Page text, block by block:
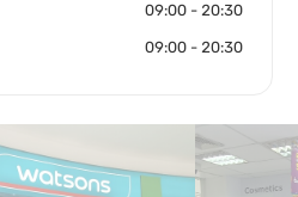
09:00 - 20:30
09:00 - 20:30